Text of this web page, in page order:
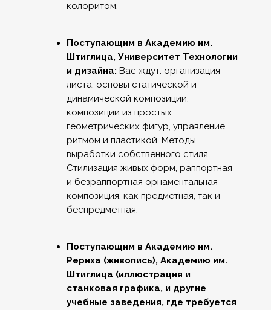
колоритом.
Поступающим в Академию им.
Штиглица, Университет Технологии
и дизайна: Вас ждут: организация
листа, основы статической и
динамической композиции,
композиции из простых
геометрических фигур, управление
ритмом и пластикой. Методы
выработки собственного стиля.
Стилизация живых форм, раппортная
и безраппортная орнаментальная
композиция, как предметная, так и
беспредметная.
Поступающим в Академию им.
Рериха (живопись), Академию им.
Штиглица (иллюстрация и
станковая графика, и другие
учебные заведения, где требуется